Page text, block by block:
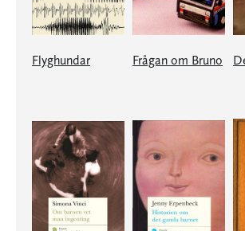
Flyghundar Frågan om Bruno